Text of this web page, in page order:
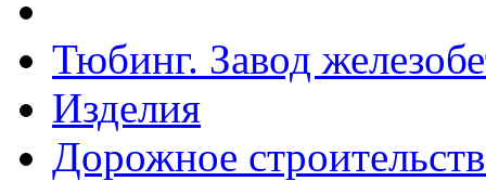
Тюбинг. Завод
Изделия
Дорожное